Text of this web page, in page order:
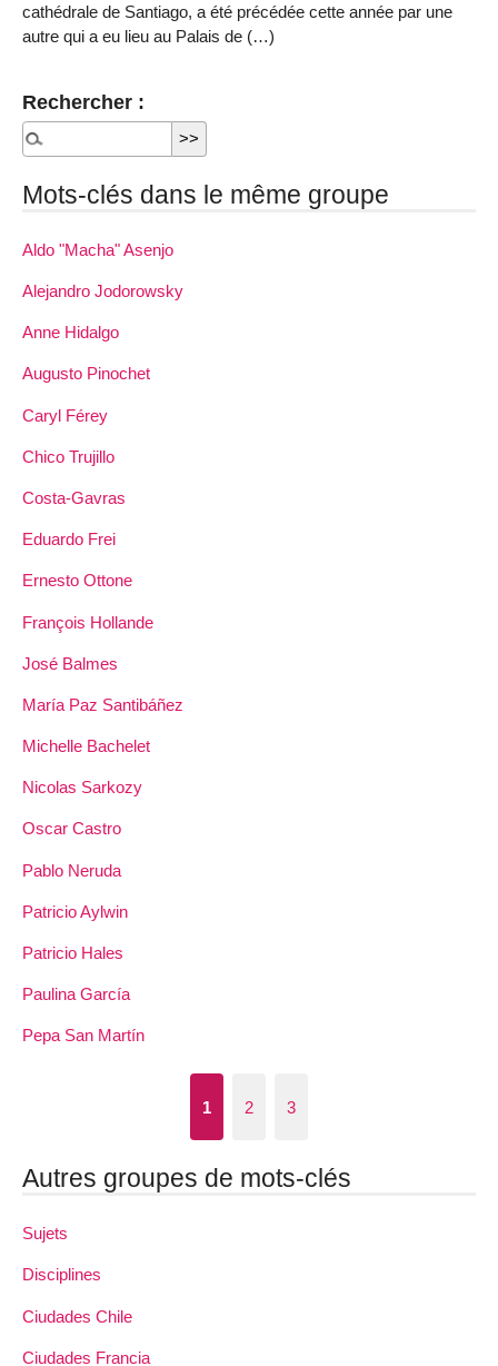
cathédrale de Santiago, a été précédée cette année par une
autre qui a eu lieu au Palais de (…)
Rechercher :
Mots-clés dans le même groupe
Aldo "Macha" Asenjo
Alejandro Jodorowsky
Anne Hidalgo
Augusto Pinochet
Caryl Férey
Chico Trujillo
Costa-Gavras
Eduardo Frei
Ernesto Ottone
François Hollande
José Balmes
María Paz Santibáñez
Michelle Bachelet
Nicolas Sarkozy
Oscar Castro
Pablo Neruda
Patricio Aylwin
Patricio Hales
Paulina García
Pepa San Martín
1 2 3
Autres groupes de mots-clés
Sujets
Disciplines
Ciudades Chile
Ciudades Francia